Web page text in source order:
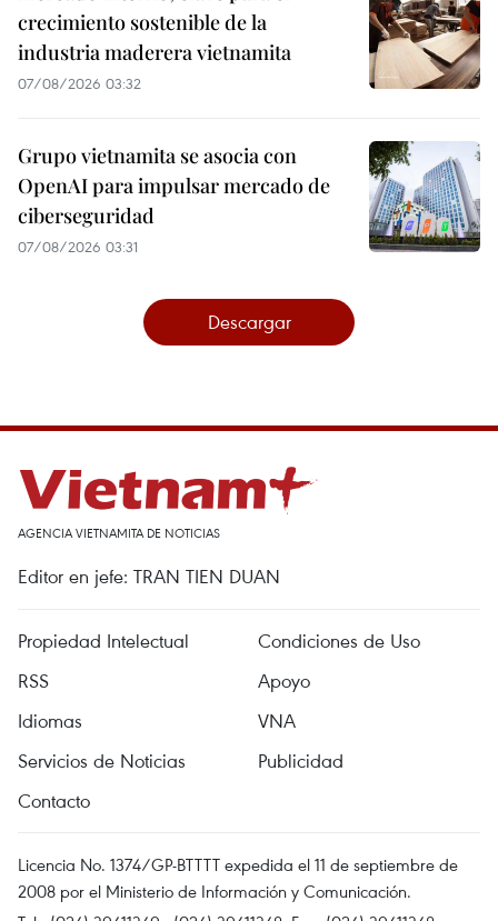
crecimiento sostenible de la
industria maderera vietnamita
07/08/2026 03:32
Grupo vietnamita se asocia con
OpenAI para impulsar mercado de
ciberseguridad
07/08/2026 03:31
Descargar
AGENCIA VIETNAMITA DE NOTICIAS
Editor en jefe: TRAN TIEN DUAN
Propiedad Intelectual
Condiciones de Uso
RSS
Apoyo
Idiomas
VNA
Servicios de Noticias
Publicidad
Contacto
Licencia No. 1374/GP-BTTTT expedida el 11 de septiembre de
2008 por el Ministerio de Información y Comunicación.